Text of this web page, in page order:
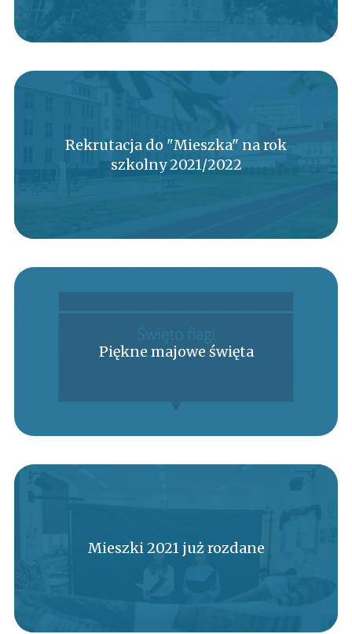
Rekrutacja do "Mieszka" na rok
szkolny 2021/2022
Piękne majowe święta
Mieszki 2021 już rozdane